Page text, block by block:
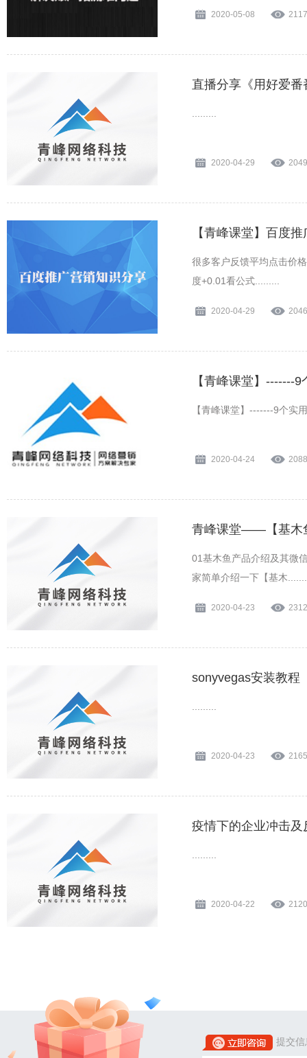
2020-05-08
直播分享《用好爱
2020-04-29
【青峰课堂】百度
很多客户反馈平均点击价
度+0.01看公式.........
2020-04-29
【青峰课堂】-------
【青峰课堂】-------9个实
2020-04-24
青峰课堂——【基木
01基木鱼产品介绍及其微
家简单介绍一下【基木
2020-04-23
sonyvegas安装教程
2020-04-23
疫情下的企业冲击
2020-04-22
提交